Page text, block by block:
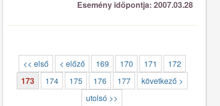
Esemény időpontja: 2007.03.28
<< első < előző 169 170 171
172
173
174 175 176 177
következő >
utolsó >>